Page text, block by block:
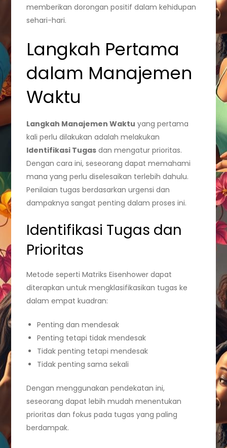
memberikan dorongan positif dalam kehidupan
sehari-hari.
Langkah Pertama
dalam Manajemen
Waktu
Langkah Manajemen Waktu yang pertama
kali perlu dilakukan adalah melakukan
Identifikasi Tugas dan mengatur prioritas.
Dengan cara ini, seseorang dapat memahami
mana yang perlu diselesaikan terlebih dahulu.
Penilaian tugas berdasarkan urgensi dan
dampaknya sangat penting dalam proses ini.
Identifikasi Tugas dan
Prioritas
Metode seperti Matriks Eisenhower dapat
diterapkan untuk mengklasifikasikan tugas ke
dalam empat kuadran:
Penting dan mendesak
Penting tetapi tidak mendesak
Tidak penting tetapi mendesak
Tidak penting sama sekali
Dengan menggunakan pendekatan ini,
seseorang dapat lebih mudah menentukan
prioritas dan fokus pada tugas yang paling
berdampak.